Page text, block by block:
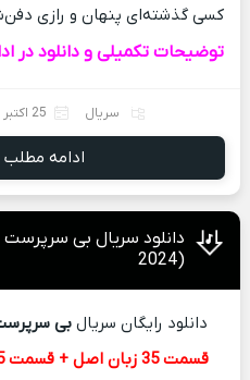
کسی گذشته‌ای پنهان و رازی
توضیحات تکمیلی و دانلود در
سریال 25 اکتبر 2025
ادامه مطلب
2024)
دانلود رایگان سریالبی
قسمت 35 زبان اصل + قسمت 35 زیرنویس فارسی اضافه شد